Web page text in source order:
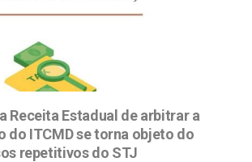
Receita Estadual de arbitrar a
do ITCMD se torna objeto do
repetitivos do STJ